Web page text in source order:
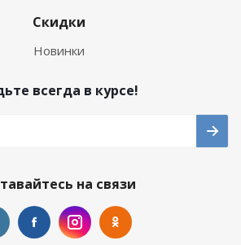
Скидки
Новинки
всегда в курсе!
на связи